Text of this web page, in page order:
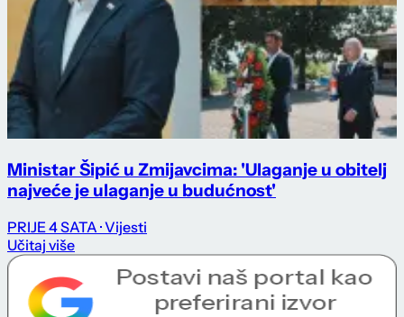
Ministar Šipić u Zmijavcima: 'Ulaganje u obitelj
najveće je ulaganje u budućnost'
PRIJE 4 SATA · Vijesti
Učitaj više